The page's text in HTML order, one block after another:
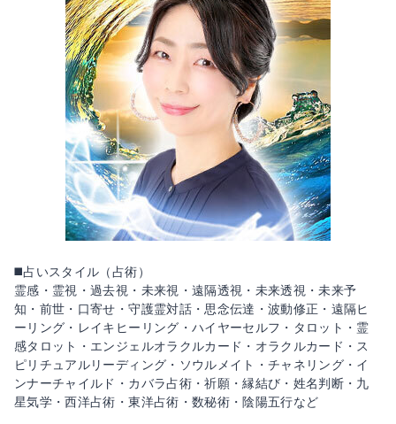
◼️占いスタイル（占術）
霊感・霊視・過去視・未来視・遠隔透視・未来透視・未来予
知・前世・口寄せ・守護霊対話・思念伝達・波動修正・遠隔ヒ
ーリング・レイキヒーリング・ハイヤーセルフ・タロット・霊
感タロット・エンジェルオラクルカード・オラクルカード・ス
ピリチュアルリーディング・ソウルメイト・チャネリング・イ
ンナーチャイルド・カバラ占術・祈願・縁結び・姓名判断・九
星気学・西洋占術・東洋占術・数秘術・陰陽五行など